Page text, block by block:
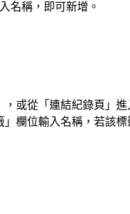
名稱，即可新增。
或從「連結紀錄頁」進
欄位輸入名稱，若該標